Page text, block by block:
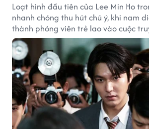
Loạt hình đầu tiên của Lee Min Ho
nhanh chóng thu hút chú ý, khi nam
thành phóng viên trẻ lao vào cuộc
phía sau một vụ ám sát gây chấn